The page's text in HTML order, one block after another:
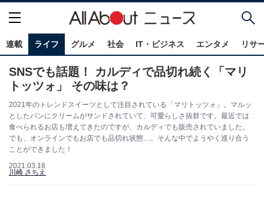
連載 ライフ グルメ 社会 IT・ビジネス エンタメ リサ
SNSでも話題！ カルディで品切れ続く「マリ
トッツォ」 その味は？
2021年のトレンドスイーツとして注目されている「マリトッツォ」。マルッ
としたパンにクリームがサンドされていて、可愛らしさ抜群です。最近では
食べられるお店も増えてきたのですが、カルディでも販売されていました。
でも、オンラインでもお店でも品切れ状態…。そんな中でようやく巡り合う
ことができました！
2021.03.18
川崎 さちえ